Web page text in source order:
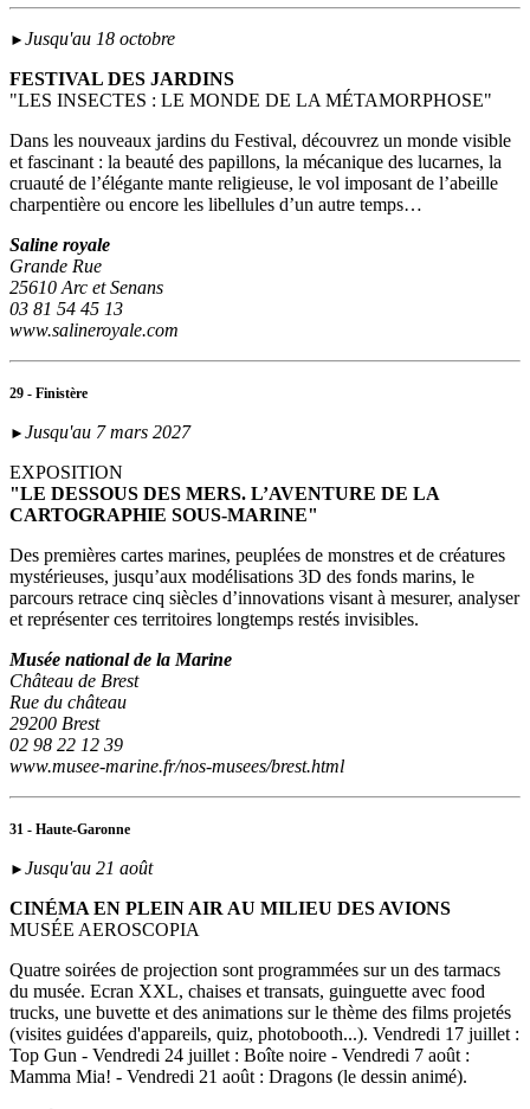
► Jusqu'au 18 octobre
FESTIVAL DES JARDINS
"LES INSECTES : LE MONDE DE LA MÉTAMORPHOSE"
Dans les nouveaux jardins du Festival, découvrez un monde visible
et fascinant : la beauté des papillons, la mécanique des lucarnes, la
cruauté de l’élégante mante religieuse, le vol imposant de l’abeille
charpentière ou encore les libellules d’un autre temps…
Saline royale
Grande Rue
25610 Arc et Senans
03 81 54 45 13
www.salineroyale.com
29 - Finistère
► Jusqu'au 7 mars 2027
EXPOSITION
"LE DESSOUS DES MERS. L’AVENTURE DE LA
CARTOGRAPHIE SOUS-MARINE"
Des premières cartes marines, peuplées de monstres et de créatures
mystérieuses, jusqu’aux modélisations 3D des fonds marins, le
parcours retrace cinq siècles d’innovations visant à mesurer, analyser
et représenter ces territoires longtemps restés invisibles.
Musée national de la Marine
Château de Brest
Rue du château
29200 Brest
02 98 22 12 39
www.musee-marine.fr/nos-musees/brest.html
31 - Haute-Garonne
► Jusqu'au 21 août
CINÉMA EN PLEIN AIR AU MILIEU DES AVIONS
MUSÉE AEROSCOPIA
Quatre soirées de projection sont programmées sur un des tarmacs
du musée. Ecran XXL, chaises et transats, guinguette avec food
trucks, une buvette et des animations sur le thème des films projetés
(visites guidées d'appareils, quiz, photobooth...). Vendredi 17 juillet :
Top Gun - Vendredi 24 juillet : Boîte noire - Vendredi 7 août :
Mamma Mia! - Vendredi 21 août : Dragons (le dessin animé).